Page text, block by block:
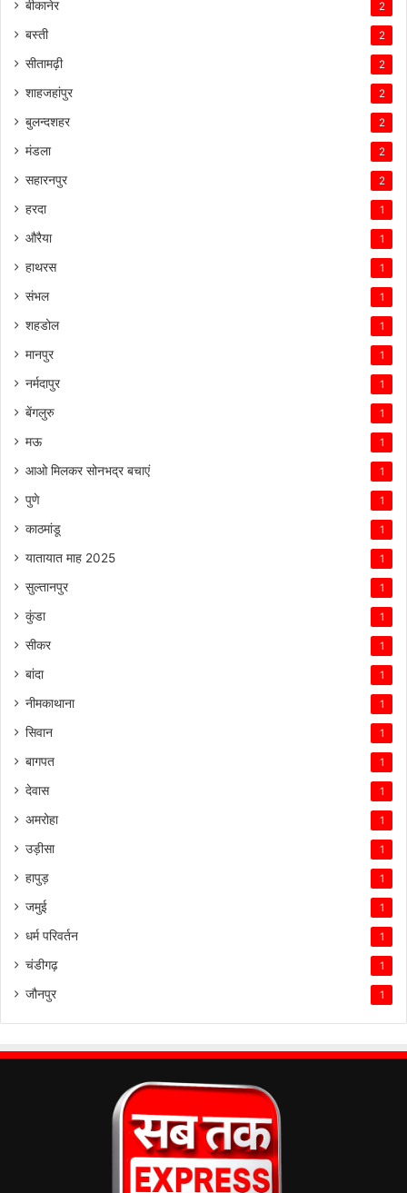
बीकानेर 2
बस्ती 2
सीतामढ़ी 2
शाहजहांपुर 2
बुलन्दशहर 2
मंडला 2
सहारनपुर 2
हरदा 1
औरैया 1
हाथरस 1
संभल 1
शहडोल 1
मानपुर 1
नर्मदापुर 1
बेंगलुरु 1
मऊ 1
आओ मिलकर सोनभद्र बचाएं 1
पुणे 1
काठमांडू 1
यातायात माह 2025 1
सुल्तानपुर 1
कुंडा 1
सीकर 1
बांदा 1
नीमकाथाना 1
सिवान 1
बागपत 1
देवास 1
अमरोहा 1
उड़ीसा 1
हापुड़ 1
जमुई 1
धर्म परिवर्तन 1
चंडीगढ़ 1
जौनपुर 1